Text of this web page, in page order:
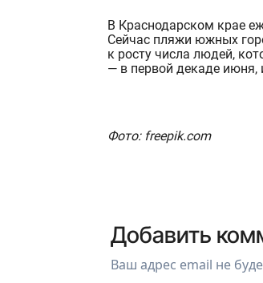
В Краснодарском крае
Сейчас пляжи южных
к росту числа людей,
— в первой декаде июня,
Фото: freepik.com
Добавить
Ваш адрес email не